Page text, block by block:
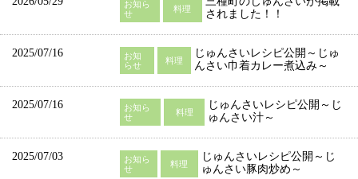
お知ら
せ
料理
されました！！
2025/07/16
お知
らせ
料理
じゅんさいレシピ公開～じゅ
んさい巾着カレー煮込み～
2025/07/16
お知ら
せ
料理
じゅんさいレシピ公開～じ
ゅんさい汁～
2025/07/03
お知ら
せ
料理
じゅんさいレシピ公開～じ
ゅんさい豚肉炒め～